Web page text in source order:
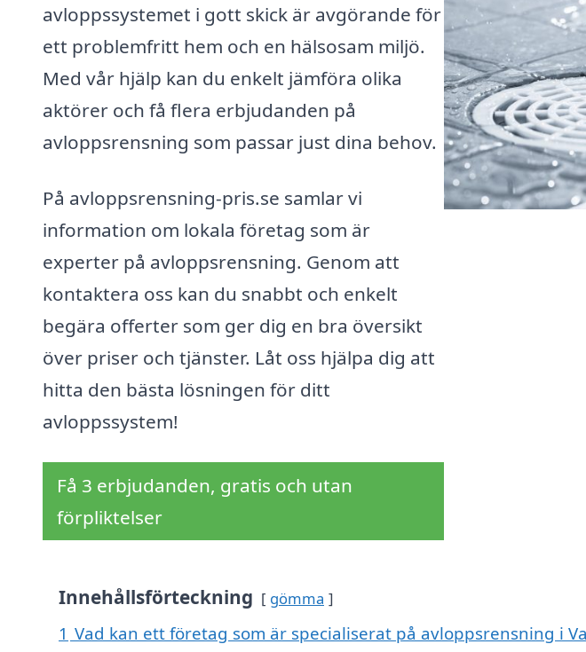
avloppssystemet i gott skick är avgörande för
ett problemfritt hem och en hälsosam miljö.
Med vår hjälp kan du enkelt jämföra olika
aktörer och få flera erbjudanden på
avloppsrensning som passar just dina behov.
På avloppsrensning-pris.se samlar vi
information om lokala företag som är
experter på avloppsrensning. Genom att
kontaktera oss kan du snabbt och enkelt
begära offerter som ger dig en bra översikt
över priser och tjänster. Låt oss hjälpa dig att
hitta den bästa lösningen för ditt
avloppssystem!
Få 3 erbjudanden, gratis och utan
förpliktelser
Innehållsförteckning gömma
1 Vad kan ett företag som är specialiserat på avloppsrensning i